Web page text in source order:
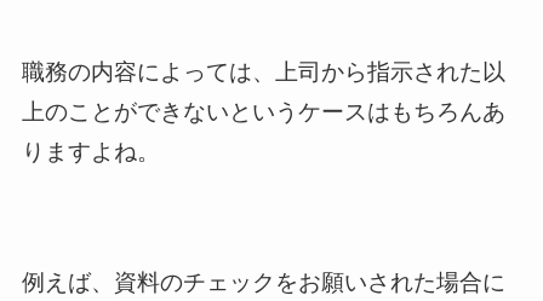
職務の内容によっては、上司から指示された以
上のことができないというケースはもちろんあ
りますよね。
例えば、資料のチェックをお願いされた場合に